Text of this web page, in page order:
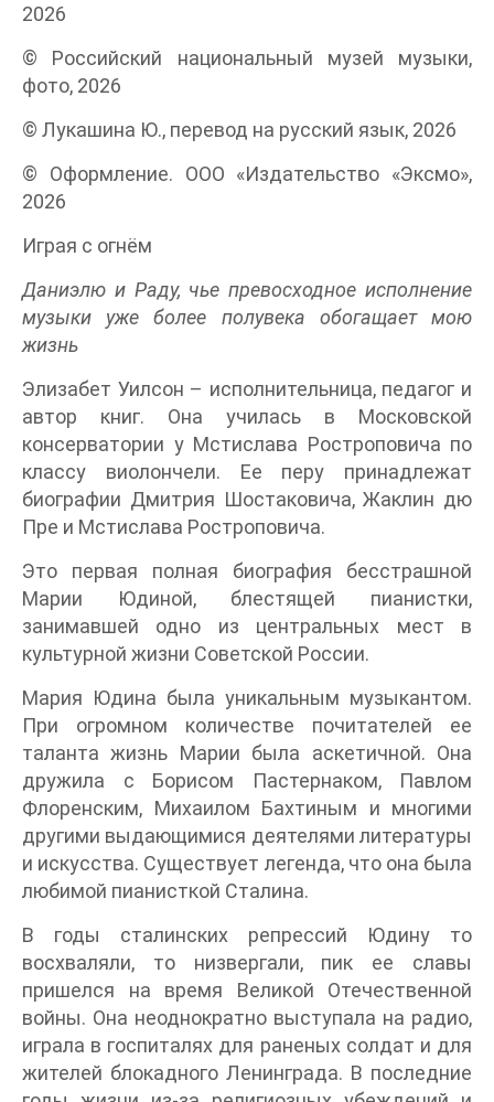
2026
© Российский национальный музей музыки,
фото, 2026
© Лукашина Ю., перевод на русский язык, 2026
© Оформление. ООО «Издательство «Эксмо»,
2026
Играя с огнём
Даниэлю и Раду, чье превосходное исполнение
музыки уже более полувека обогащает мою
жизнь
Элизабет Уилсон – исполнительница, педагог и
автор книг. Она училась в Московской
консерватории у Мстислава Ростроповича по
классу виолончели. Ее перу принадлежат
биографии Дмитрия Шостаковича, Жаклин дю
Пре и Мстислава Ростроповича.
Это первая полная биография бесстрашной
Марии Юдиной, блестящей пианистки,
занимавшей одно из центральных мест в
культурной жизни Советской России.
Мария Юдина была уникальным музыкантом.
При огромном количестве почитателей ее
таланта жизнь Марии была аскетичной. Она
дружила с Борисом Пастернаком, Павлом
Флоренским, Михаилом Бахтиным и многими
другими выдающимися деятелями литературы
и искусства. Существует легенда, что она была
любимой пианисткой Сталина.
В годы сталинских репрессий Юдину то
восхваляли, то низвергали, пик ее славы
пришелся на время Великой Отечественной
войны. Она неоднократно выступала на радио,
играла в госпиталях для раненых солдат и для
жителей блокадного Ленинграда. В последние